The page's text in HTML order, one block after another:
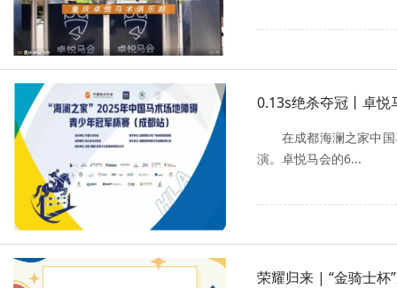
0.13s绝杀夺冠丨卓悦
在成都海澜之家中
演。卓悦马会的6...
荣耀归来 | “金骑士杯